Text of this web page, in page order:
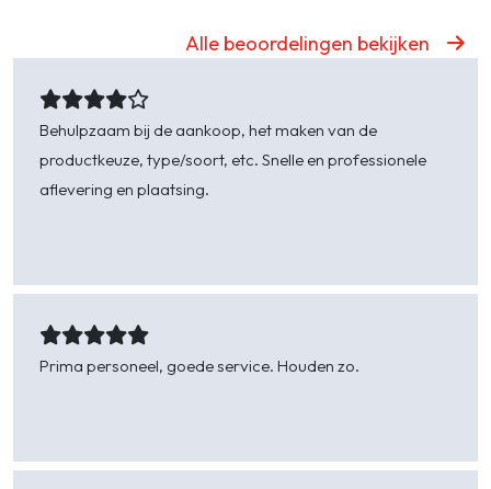
Alle beoordelingen bekijken
Behulpzaam bij de aankoop, het maken van de
productkeuze, type/soort, etc. Snelle en professionele
aflevering en plaatsing.
Prima personeel, goede service. Houden zo.